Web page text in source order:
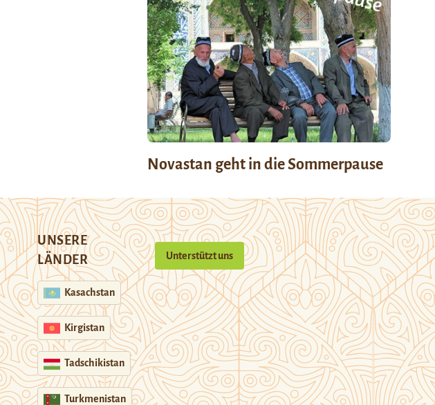
Novastan geht in die Sommerpause
UNSERE
LÄNDER
Kasachstan
Kirgistan
Tadschikistan
Turkmenistan
Unterstützt uns